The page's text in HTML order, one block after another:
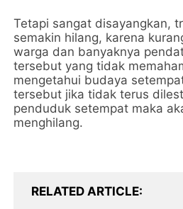
Tetapi sangat disayangkan,
semakin hilang, karena
warga dan banyaknya
tersebut yang tidak
mengetahui budaya
tersebut jika tidak terus
penduduk setempat maka
menghilang.
RELATED ARTICLE